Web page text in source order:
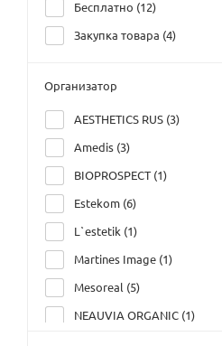
Бесплатно (12)
Закупка товара (4)
Организатор
AESTHETICS RUS (3)
Amedis (3)
BIOPROSPECT (1)
Estekom (6)
L`estetik (1)
Martines Image (1)
Mesoreal (5)
NEAUVIA ORGANIC (1)